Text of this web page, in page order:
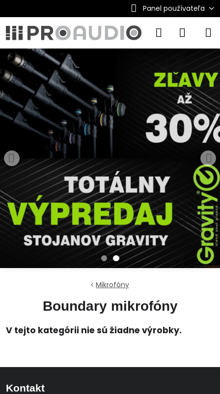
Panel používateľa
Mikrofóny
Boundary mikrofóny
Kontakt